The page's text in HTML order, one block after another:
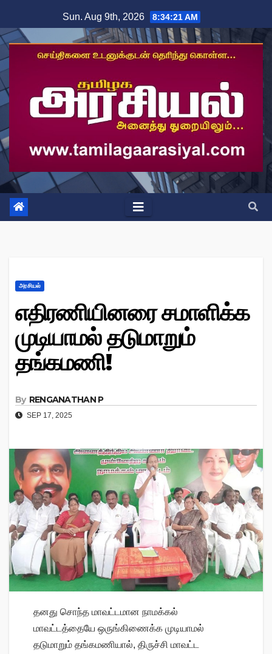
to
content
Sun. Aug 9th, 2026 8:34:22 AM
அரசியல்
எதிரணியினரை சமாளிக்க
முடியாமல் தடுமாறும்
தங்கமணி!
By RENGANATHAN P
SEP 17, 2025
தனது சொந்த மாவட்டமான நாமக்கல்
மாவட்டத்தையே ஒருங்கிணைக்க முடியாமல்
தடுமாறும் தங்கமணியால், திருச்சி மாவட்ட